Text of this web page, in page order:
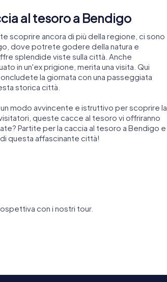
al tesoro a Bendigo
scoprire ancora di più della regione, ci sono
dove potrete godere della natura e
splendide viste sulla città. Anche
in un'ex prigione, merita una visita. Qui
la giornata con una passeggiata
storica città.
modo avvincente e istruttivo per scoprire la
queste cacce al tesoro vi offriranno
Partite per la caccia al tesoro a Bendigo e
questa affascinante città!
con i nostri tour.